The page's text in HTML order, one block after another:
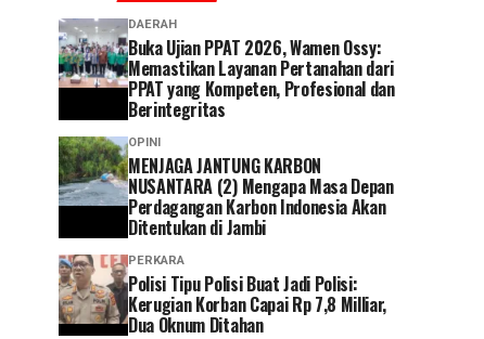
DAERAH
Buka Ujian PPAT 2026, Wamen Ossy:
Memastikan Layanan Pertanahan dari
PPAT yang Kompeten, Profesional dan
Berintegritas
OPINI
MENJAGA JANTUNG KARBON
NUSANTARA (2) Mengapa Masa Depan
Perdagangan Karbon Indonesia Akan
Ditentukan di Jambi
PERKARA
Polisi Tipu Polisi Buat Jadi Polisi:
Kerugian Korban Capai Rp 7,8 Milliar,
Dua Oknum Ditahan